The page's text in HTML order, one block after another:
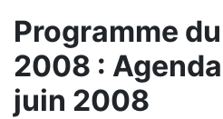
Programme
2008 :
juin 2008